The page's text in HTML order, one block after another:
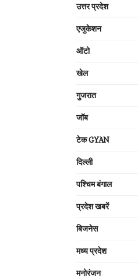
उत्तर प्रदेश
एजुकेशन
ऑटो
खेल
गुजरात
जॉब
टेक GYAN
दिल्ली
पश्चिम बंगाल
प्रदेश खबरें
बिजनेस
मध्य प्रदेश
मनोरंजन